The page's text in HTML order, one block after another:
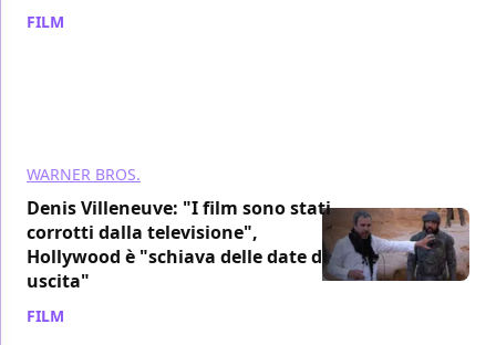
FILM
WARNER BROS.
Denis Villeneuve: "I film sono stati
corrotti dalla televisione",
Hollywood è "schiava delle date di
uscita"
FILM